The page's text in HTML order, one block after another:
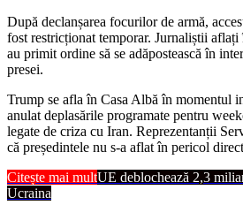
După declanșarea focurilor de armă,
fost restricționat temporar. Jurnaliștii aflați
au primit ordine să se adăpostească în
presei.
Trump se afla în Casa Albă în momentul
anulat deplasările programate pentru
legate de criza cu Iran. Reprezentanții
că președintele nu s-a aflat în pericol
Citește mai multUE deblochează 2,3
Ucraina